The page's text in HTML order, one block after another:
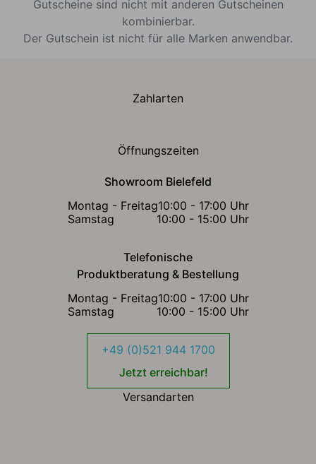
Gutscheine sind nicht mit anderen Gutscheinen
kombinierbar.
Der Gutschein ist nicht für alle Marken anwendbar.
Zahlarten
Öffnungszeiten
Showroom Bielefeld
Montag - Freitag10:00 - 17:00 Uhr
Samstag
10:00 - 15:00 Uhr
Telefonische
Produktberatung & Bestellung
Montag - Freitag10:00 - 17:00 Uhr
Samstag
10:00 - 15:00 Uhr
+49 (0)521 944 1700
Jetzt erreichbar!
Versandarten